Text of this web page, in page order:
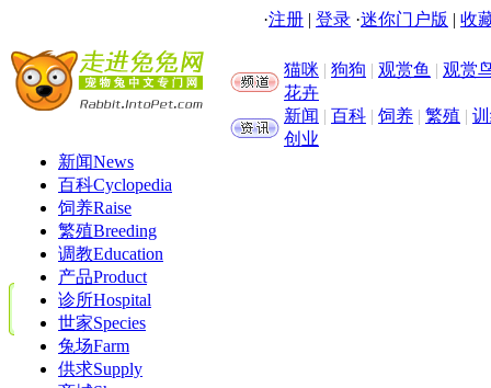
·注册 | 登录 ·迷你门户版 | 收
猫咪 | 狗狗 | 观赏鱼 | 观赏
花卉
新闻 | 百科 | 饲养 | 繁殖 |
创业
新闻News
百科Cyclopedia
饲养Raise
繁殖Breeding
调教Education
产品Product
诊所Hospital
世家Species
兔场Farm
供求Supply